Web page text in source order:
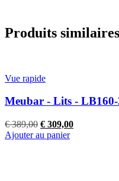
Produits similaires
Vue rapide
Meubar - Lits -
€389,00 Le
prix
€ 309,00Le
Ajouter au panier